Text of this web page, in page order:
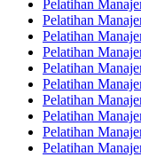
Pelatihan
Pelatihan
Pelatihan
Pelatihan
Pelatihan
Pelatihan
Pelatihan
Pelatihan
Pelatihan
Pelatihan